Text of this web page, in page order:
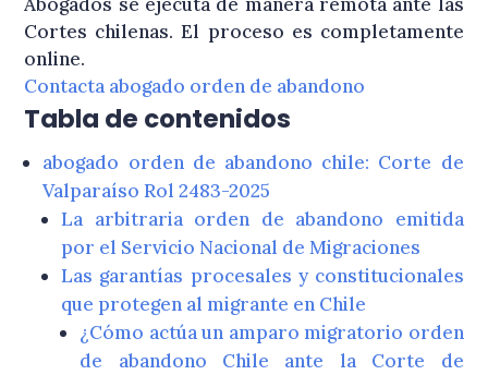
Cortes chilenas. El proceso es completamente
online.
Contacta abogado orden de abandono
Tabla de contenidos
abogado orden de abandono chile: Corte de
Valparaíso Rol 2483-2025
La arbitraria orden de abandono emitida
por el Servicio Nacional de Migraciones
Las garantías procesales y constitucionales
que protegen al migrante en Chile
¿Cómo actúa un amparo migratorio orden
de abandono Chile ante la Corte de